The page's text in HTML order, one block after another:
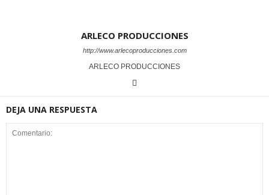
ARLECO PRODUCCIONES
http://www.arlecoproducciones.com
ARLECO PRODUCCIONES
DEJA UNA RESPUESTA